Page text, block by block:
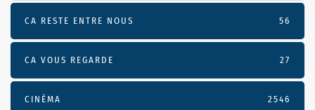
CA RESTE ENTRE NOUS 56
CA VOUS REGARDE 27
CINÉMA 2546